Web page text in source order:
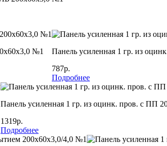
№1
Панель усиленная 1 гр. из
787р.
Подробнее
Панель усиленная 1 гр. из оцинк. пров. с ПП
1319р.
Подробнее